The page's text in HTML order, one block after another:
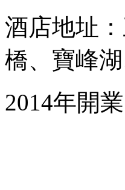
酒店地址
橋、寶峰
2014年開